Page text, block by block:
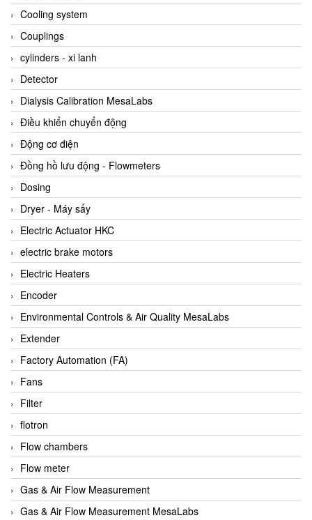
Alpha-Achem Vietnam
Alphino
ALRE-IT Vietnam
Altech
Amarillo Gear
Ametek
AMPTRON Vietnam
AND Vietnam
ANDERSON-NEGELE
ANDILOG Technologies Vietnam
Anritsu
ANTEC S.A
Antico pumps
Anybus/ HMS
AOBEN
Apex Dynamics Vietnam
Apex Dynamics Vietnam
Apiste
APLISENS VietNam
Apollo Fire
Appleton
AQ Matic
Aqualabo Vietnam
Aquametro
Cooling system
Couplings
cylinders - xi lanh
Detector
Dialysis Calibration MesaLabs
Điều khiển chuyển động
Động cơ điện
Đồng hồ lưu động - Flowmeters
Dosing
Dryer - Máy sấy
Electric Actuator HKC
electric brake motors
Electric Heaters
Encoder
Environmental Controls & Air Quality MesaLabs
Extender
Factory Automation (FA)
Fans
Filter
flotron
Flow chambers
Flow meter
Gas & Air Flow Measurement
Gas & Air Flow Measurement MesaLabs